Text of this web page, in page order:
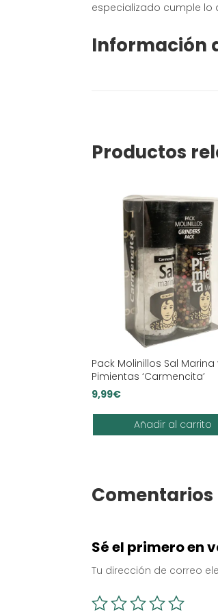
especializado cumple lo
Información
Productos
Pack Molinillos Sal Marina
Pimientas ‘Carmencita’
9,99€
Añadir al carrito
Comentarios
Sé el primero en
Tu dirección de correo